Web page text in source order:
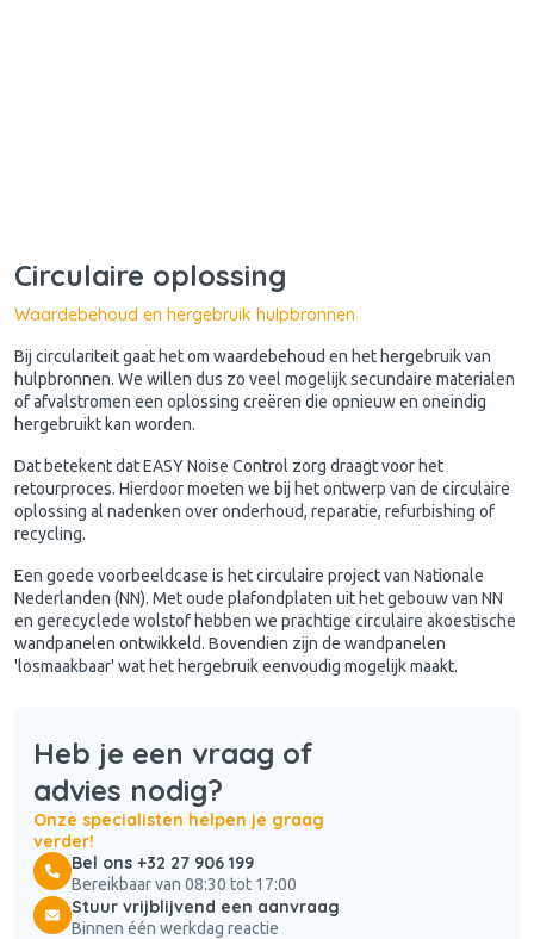
Circulaire oplossing
Waardebehoud en hergebruik hulpbronnen
Bij circulariteit gaat het om waardebehoud en het hergebruik van
hulpbronnen. We willen dus zo veel mogelijk secundaire materialen
of afvalstromen een oplossing creëren die opnieuw en oneindig
hergebruikt kan worden.
Dat betekent dat EASY Noise Control zorg draagt voor het
retourproces. Hierdoor moeten we bij het ontwerp van de circulaire
oplossing al nadenken over onderhoud, reparatie, refurbishing of
recycling.
Een goede voorbeeldcase is het circulaire project van Nationale
Nederlanden (NN). Met oude plafondplaten uit het gebouw van NN
en gerecyclede wolstof hebben we prachtige circulaire akoestische
wandpanelen ontwikkeld. Bovendien zijn de wandpanelen
'losmaakbaar' wat het hergebruik eenvoudig mogelijk maakt.
Heb je een vraag of
advies nodig?
Onze specialisten helpen je graag
verder!
Bel ons +32 27 906 199
Bereikbaar van 08:30 tot 17:00
Stuur vrijblijvend een aanvraag
Binnen één werkdag reactie